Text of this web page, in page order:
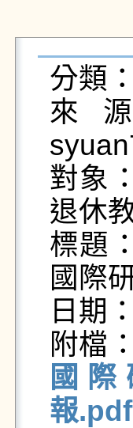
分類
來
對象
退休
標題
國際
日期
附檔：
國
報.pdf